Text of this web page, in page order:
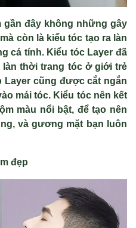
gần đây không những gây
còn là kiểu tóc tạo ra làn
cá tính. Kiểu tóc Layer đã
thời trang tóc ở giới trẻ
Layer cũng được cắt ngắn
mái tóc. Kiểu tóc nên kết
màu nổi bật, để tạo nên
và gương mặt bạn luôn
đẹp